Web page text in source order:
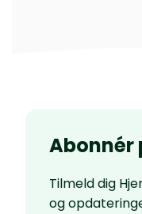
Abonnér
Tilmeld dig
og